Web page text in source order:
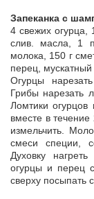
Запеканка с
4 свежих
слив. масла, 1
молока, 150 г
перец, мускатный
Огурцы
Грибы нарезать
Ломтики
вместе в течение
измельчить.
смеси специи,
Духовку
огурцы и перец
сверху посыпать